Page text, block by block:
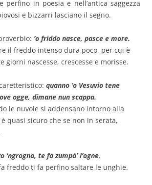
perfino in poesia e nell’antica saggezza
e bizzarri lasciano il segno.
‘o friddo nasce, pasce e more.
il freddo intenso dura poco, per cui è
giorni nascesse, crescesse e morisse.
quanno ‘o Vesuvio tene
ogge, dimane nun scappa.
le nuvole si addensano intorno alla
quasi sicuro che se non in serata,
‘ngrogna, te fa zumpà’ l’ogne.
freddo ti fa perfino saltare le unghie.